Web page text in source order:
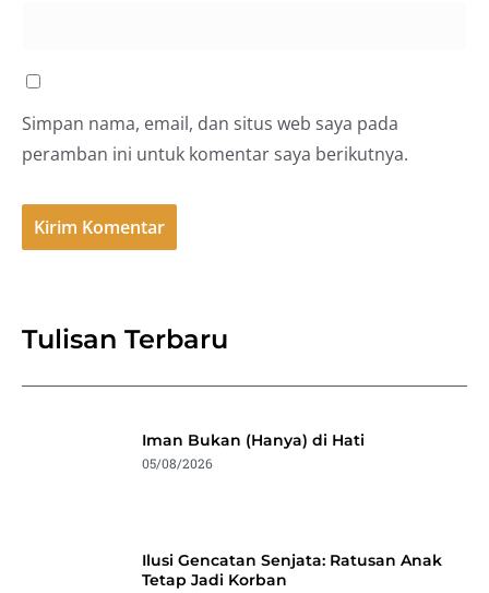
Simpan nama, email, dan situs web saya pada
peramban ini untuk komentar saya berikutnya.
Tulisan Terbaru
Iman Bukan (Hanya) di Hati
05/08/2026
Ilusi Gencatan Senjata: Ratusan Anak
Tetap Jadi Korban